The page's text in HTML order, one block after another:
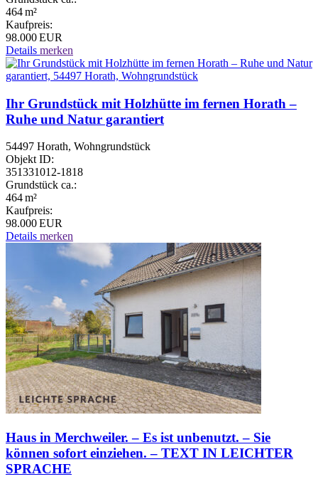
464 m²
Kaufpreis:
98.000 EUR
Details merken
Ihr Grundstück mit Holzhütte im fernen Horath –
Ruhe und Natur garantiert
54497 Horath, Wohngrundstück
Objekt ID:
351331012-1818
Grund­stück ca.:
464 m²
Kaufpreis:
98.000 EUR
Details merken
Haus in Merchweiler. – Es ist unbenutzt. – Sie
können sofort einziehen. – TEXT IN LEICHTER
SPRACHE